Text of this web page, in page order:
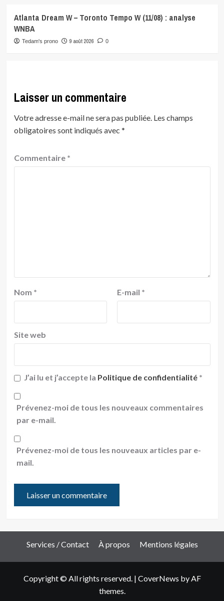
Atlanta Dream W – Toronto Tempo W (11/08) : analyse
WNBA
Tedam's prono 9 août 2026 0
Laisser un commentaire
Votre adresse e-mail ne sera pas publiée. Les champs
obligatoires sont indiqués avec *
Commentaire *
Nom * E-mail *
Site web
J’ai lu et j’accepte la Politique de confidentialité *
Prévenez-moi de tous les nouveaux commentaires
par e-mail.
Prévenez-moi de tous les nouveaux articles par e-
mail.
Services / Contact À propos Mentions légales
Copyright © All rights reserved. | CoverNews by AF
themes.